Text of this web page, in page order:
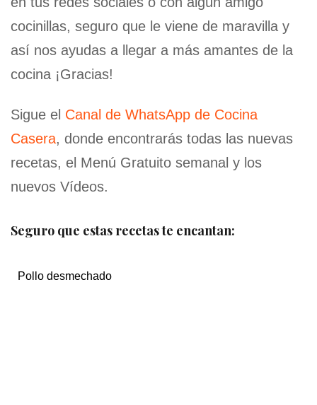
cocinillas, seguro que le viene de maravilla y
así nos ayudas a llegar a más amantes de la
cocina ¡Gracias!
Sigue el Canal de WhatsApp de Cocina
Casera, donde encontrarás todas las nuevas
recetas, el Menú Gratuito semanal y los
nuevos Vídeos.
Seguro que estas recetas te encantan:
Pollo desmechado